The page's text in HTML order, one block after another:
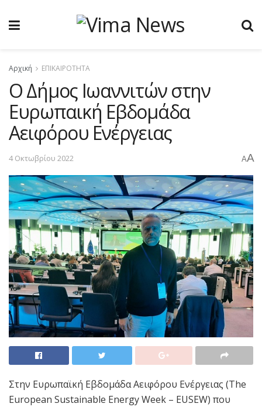
Αρχική ΕΠΙΚΑΙΡΟΤΗΤΑ
Ο Δήμος Ιωαννιτών στην
Ευρωπαική Εβδομάδα
Αειφόρου Ενέργειας
4 Οκτωβρίου 2022 AA
Στην Ευρωπαϊκή Εβδομάδα Αειφόρου Ενέργειας (The
European Sustainable Energy Week – EUSEW) που